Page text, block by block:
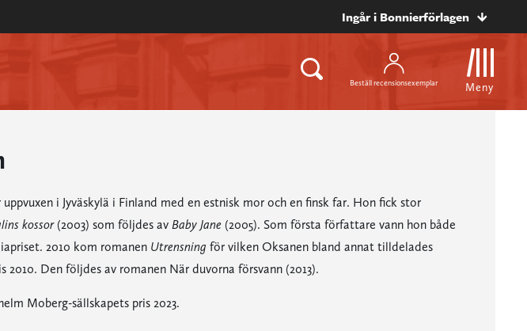
Ingår i Bonnierförlagen
Beställ recensionsexemplar Meny
uppvuxen i Jyväskylä i Finland med en estnisk mor och en finsk far. Hon fick stor
kossor(2003) som följdes av Baby Jane(2005). Som första författare vann hon både
2010 kom romanen Utrensning för vilken Oksanen bland annat tilldelades
Den följdes av romanen När duvorna försvann (2013).
Moberg-sällskapets pris 2023.